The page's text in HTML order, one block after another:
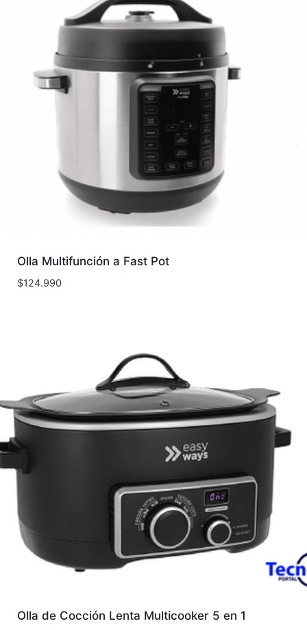
Olla Multifunción a Fast Pot
$124.990
Olla de Cocción Lenta Multicooker 5 en 1